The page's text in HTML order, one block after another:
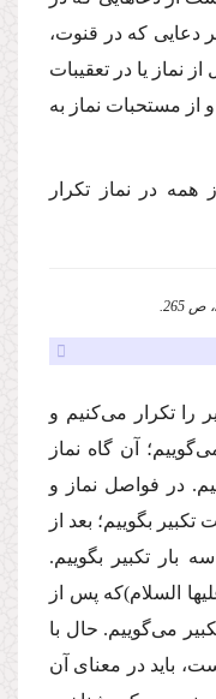
دعایى كه در قنوت،
نماز یا در تعقیبات
از مستحبات نماز به
در نماز تكرار
را تكرار مى‌كنیم و
آن گاه نماز
در فواصل نماز و
بگوییم؛ بعد از
بار تكبیر بگوییم.
السلام)كه پس از
مى‌گوییم. حال با
باید در معناى آن